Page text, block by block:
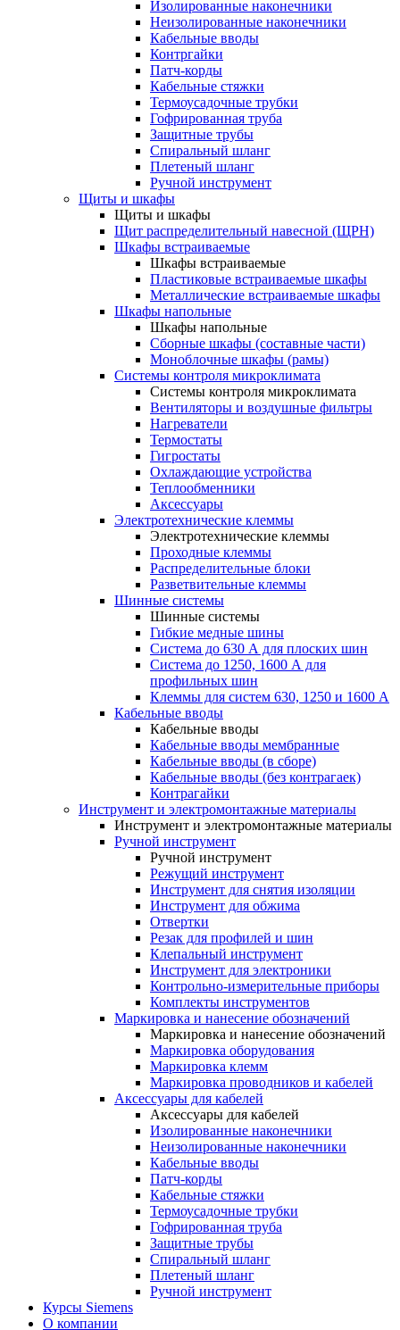
Изолированные наконечники
Неизолированные наконечники
Кабельные вводы
Контргайки
Патч-корды
Кабельные стяжки
Термоусадочные трубки
Гофрированная труба
Защитные трубы
Спиральный шланг
Плетеный шланг
Ручной инструмент
Щиты и шкафы
Щиты и шкафы
Щит распределительный навесной (ЩРН)
Шкафы встраиваемые
Шкафы встраиваемые
Пластиковые встраиваемые шкафы
Металлические встраиваемые шкафы
Шкафы напольные
Шкафы напольные
Сборные шкафы (составные части)
Моноблочные шкафы (рамы)
Системы контроля микроклимата
Системы контроля микроклимата
Вентиляторы и воздушные фильтры
Нагреватели
Термостаты
Гигростаты
Охлаждающие устройства
Теплообменники
Аксессуары
Электротехнические клеммы
Электротехнические клеммы
Проходные клеммы
Распределительные блоки
Разветвительные клеммы
Шинные системы
Шинные системы
Гибкие медные шины
Система до 630 А для плоских шин
Система до 1250, 1600 А для
профильных шин
Клеммы для систем 630, 1250 и 1600 А
Кабельные вводы
Кабельные вводы
Кабельные вводы мембранные
Кабельные вводы (в сборе)
Кабельные вводы (без контрагаек)
Контрагайки
Инструмент и электромонтажные материалы
Инструмент и электромонтажные материалы
Ручной инструмент
Ручной инструмент
Режущий инструмент
Инструмент для снятия изоляции
Инструмент для обжима
Отвертки
Резак для профилей и шин
Клепальный инструмент
Инструмент для электроники
Контрольно-измерительные приборы
Комплекты инструментов
Маркировка и нанесение обозначений
Маркировка и нанесение обозначений
Маркировка оборудования
Маркировка клемм
Маркировка проводников и кабелей
Аксессуары для кабелей
Аксессуары для кабелей
Изолированные наконечники
Неизолированные наконечники
Кабельные вводы
Патч-корды
Кабельные стяжки
Термоусадочные трубки
Гофрированная труба
Защитные трубы
Спиральный шланг
Плетеный шланг
Ручной инструмент
Курсы Siemens
О компании